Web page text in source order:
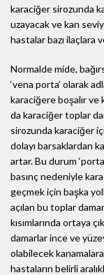
karaciğer sirozunda
uzayacak ve kan
hastalar bazı ilaçlara
Normalde mide,
‘vena porta’ olarak
karaciğere boşalır
da karaciğer toplar
sirozunda karaciğer
dolayı barsaklardan
artar. Bu durum
basınç nedeniyle
geçmek için başka
açılan bu toplar
kısımlarında ortaya
damarlar ince ve
olabilecek
hastaların belirli